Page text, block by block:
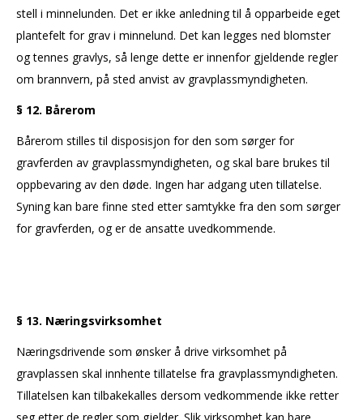
stell i minnelunden. Det er ikke anledning til å opparbeide eget
plantefelt for grav i minnelund. Det kan legges ned blomster
og tennes gravlys, så lenge dette er innenfor gjeldende regler
om brannvern, på sted anvist av gravplassmyndigheten.
§ 12. Bårerom
Bårerom stilles til disposisjon for den som sørger for
gravferden av gravplassmyndigheten, og skal bare brukes til
oppbevaring av den døde. Ingen har adgang uten tillatelse.
Syning kan bare finne sted etter samtykke fra den som sørger
for gravferden, og er de ansatte uvedkommende.
§ 13. Næringsvirksomhet
Næringsdrivende som ønsker å drive virksomhet på
gravplassen skal innhente tillatelse fra gravplassmyndigheten.
Tillatelsen kan tilbakekalles dersom vedkommende ikke retter
seg etter de regler som gjelder. Slik virksomhet kan bare